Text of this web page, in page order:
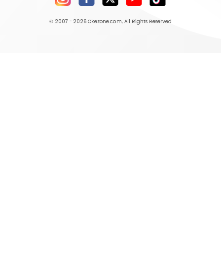
© 2007 - 2026 Okezone.com, All Rights Reserved